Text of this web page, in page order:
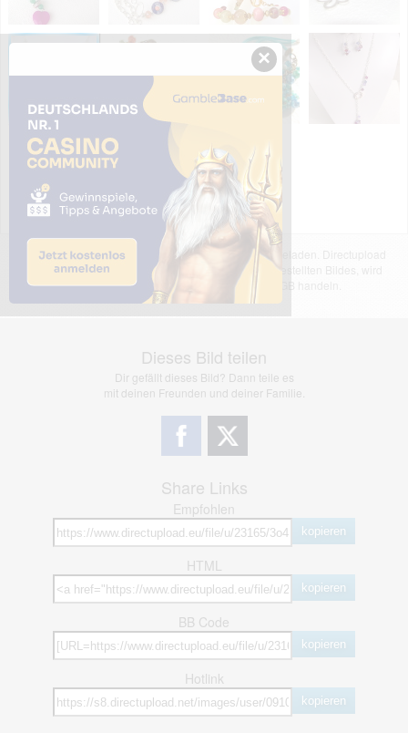
Das dargestellte Bild wurde von einem Nutzer hochgeladen. Directupload
übernimmt keinerlei Haftung für den Inhalt des dargestellten Bildes, wird
jedoch bei Verstößen nach §2(3) unserer AGB handeln.
Dieses Bild teilen
Dir gefällt dieses Bild? Dann teile es
mit deinen Freunden und deiner Familie.
Share Links
Empfohlen
kopieren
HTML
kopieren
BB Code
kopieren
Hotlink
kopieren
×